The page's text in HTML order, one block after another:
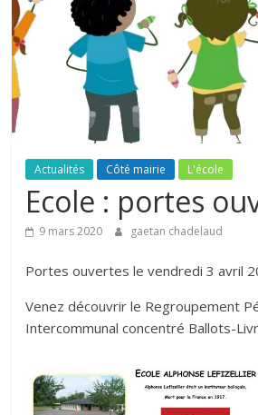
Actualités Côté mairie L'école
Ecole : portes
9 mars 2020 gaetan chadelaud
Portes ouvertes le vendredi 3 avril
Venez découvrir le Regroupement
Intercommunal concentré Ballots-